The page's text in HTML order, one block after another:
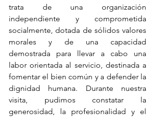
trata de una organización
independiente y comprometida
socialmente, dotada de sólidos valores
morales y de una capacidad
demostrada para llevar a cabo una
labor orientada al servicio, destinada a
fomentar el bien común y a defender la
dignidad humana. Durante nuestra
visita, pudimos constatar la
generosidad, la profesionalidad y el